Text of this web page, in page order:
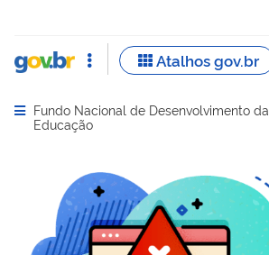
Abrir menu principal de navegação
Fundo Nacional de Desenvolvimento da
Educação